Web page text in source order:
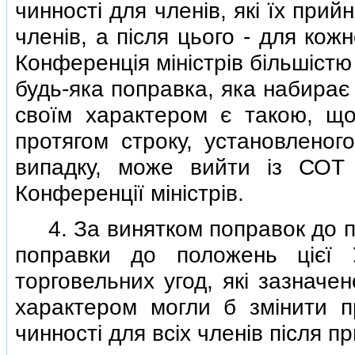
чинностi для членiв, якi їх
членiв, а пiсля цього - для
Конференцiя мiнiстрiв
будь-яка поправка, яка
своїм характером є такою,
протягом строку,
випадку, може вийти iз СОТ
Конференцiї мiнiстрiв.
4. За винятком поправок до
поправки до положень цiєї
торговельних угод, якi
характером могли б змiнити
чинностi для всiх членiв пiсля